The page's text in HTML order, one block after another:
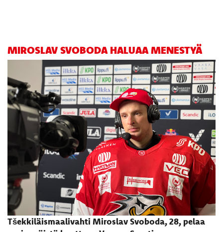
MIROSLAV SVOBODA HALUAA MENESTYÄ
Tšekkiläismaalivahti Miroslav Svoboda, 28, pelaa